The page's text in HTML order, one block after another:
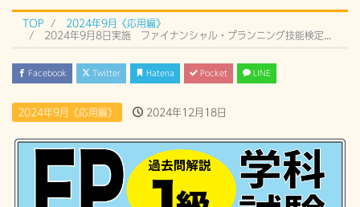
TOP
2024年9月《応用編》
Facebook Twitter Hatena Pocket LINE
2024年9月《応用編》 2024年12月18日